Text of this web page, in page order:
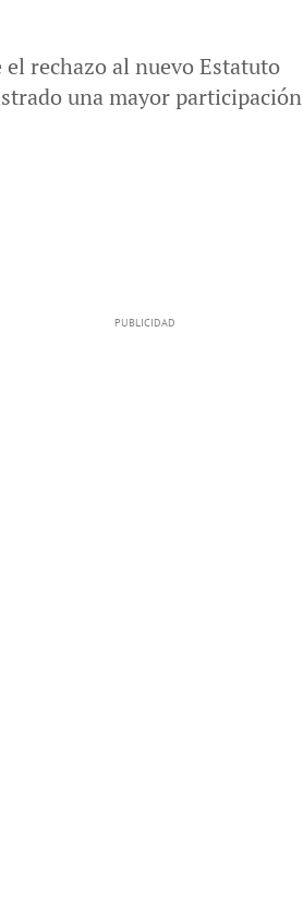
rechazo al nuevo Estatuto
una mayor participación